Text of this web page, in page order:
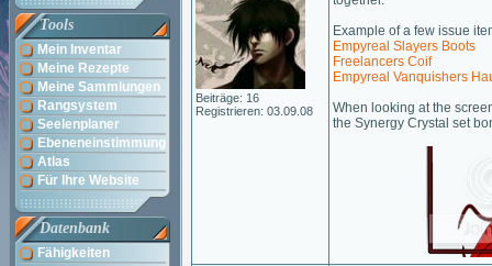
Tools
Mein Inventar
Meine Rezepte
Meine Sammlungen
Rangsystem
Seelenplaner
Ebeneneinstimmung
Atlas
Für Ihre Website
Datenbank
Fähigkeiten
Beiträge: 16
Registrieren: 03.09.08
Example of a few issue
Empyreal Slayers Boots
Freelancers Coif
Empyreal Vanquishers
When looking at the
the Synergy Crystal set